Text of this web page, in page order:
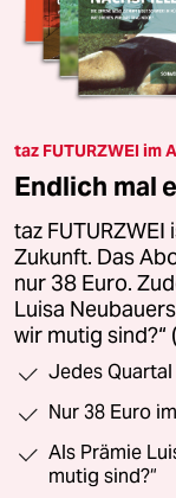
taz FUTURZWEI im
Endlich mal
taz
Zukunft. Das
nur 38 Euro.
Luisa
wir mutig sind?“
Jedes Quartal
Nur 38 Euro
Als Prämie
mutig sind?“